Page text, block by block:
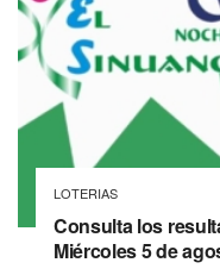
LOTERIAS
Consulta los
Miércoles 5 de